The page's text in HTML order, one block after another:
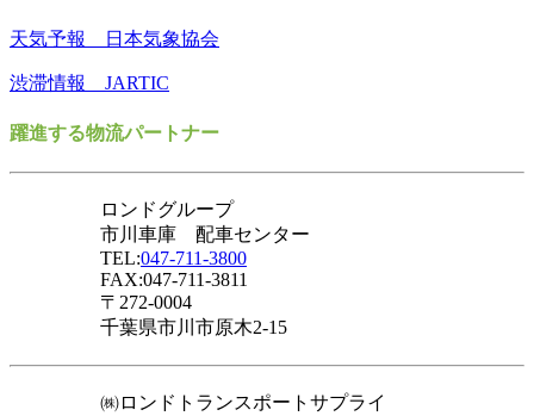
天気予報 日本気象協会
渋滞情報 JARTIC
躍進する物流パートナー
ロンドグループ
市川車庫 配車センター
TEL:047-711-3800
FAX:047-711-3811
〒272-0004
千葉県市川市原木2-15
㈱ロンドトランスポートサプライ